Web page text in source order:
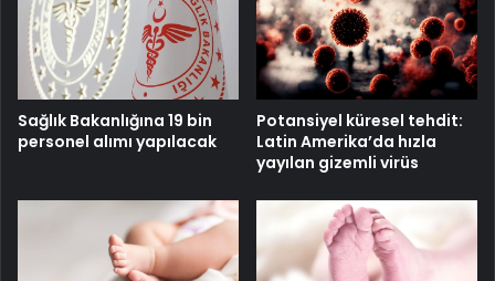
Sağlık Bakanlığına 19 bin
personel alımı yapılacak
Potansiyel küresel tehdit:
Latin Amerika’da hızla
yayılan gizemli virüs